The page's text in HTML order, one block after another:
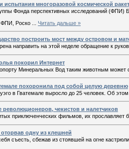
испытания многоразовой космической
Фонда перспективных исследований (ФПИ)
ФПИ, Роско
Читать дальше »
построить мост между островом и
направить на этой неделе обращение к
покорил Интернет
Минеральных Вод таким животным
похоронила под собой целую деревню
в Гватемале выросло до 25 человек. Об
чекистов и налетчиков
приключенческих фильмов, их
одну из клешней
съесть, сбежав из стоявшей на огне